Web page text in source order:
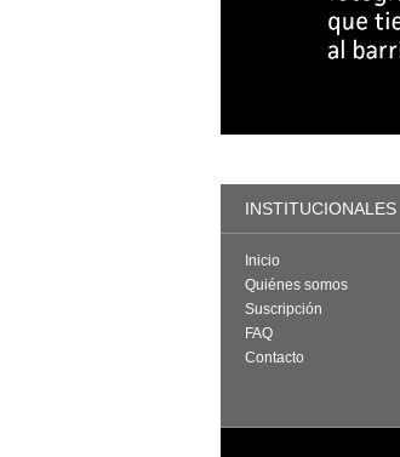
INSTITUCIONALES
Inicio
Quiénes somos
Suscripción
FAQ
Contacto